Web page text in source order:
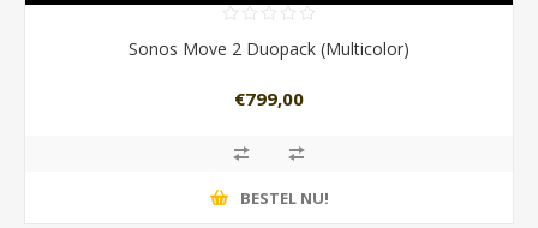
Sonos Move 2 Duopack (Multicolor)
€799,00
BESTEL NU!